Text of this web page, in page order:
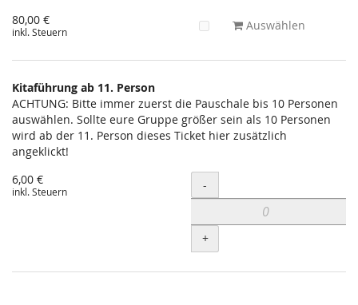
80,00 €
inkl. Steuern Auswählen
Kitaführung ab 11. Person
ACHTUNG: Bitte immer zuerst die Pauschale bis 10 Personen
auswählen. Sollte eure Gruppe größer sein als 10 Personen
wird ab der 11. Person dieses Ticket hier zusätzlich
angeklickt!
6,00 €
inkl. Steuern Menge
-
+